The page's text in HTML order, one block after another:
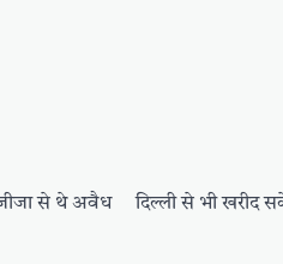
जीजा से थे अवैध
दिल्ली से भी खरीद